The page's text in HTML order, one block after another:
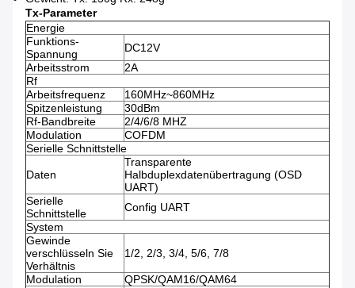
Tx-Parameter
Energie
Funktions-
Spannung
DC12V
Arbeitsstrom
2A
Rf
Arbeitsfrequenz
160MHz~860MHz
Spitzenleistung
30dBm
Rf-Bandbreite
2/4/6/8 MHZ
Modulation
COFDM
Serielle Schnittstelle
Daten
Transparente
Halbduplexdatenübertragung (OSD
UART)
Serielle
Schnittstelle
Config UART
System
Gewinde
verschlüsseln Sie
Verhältnis
1/2, 2/3, 3/4, 5/6, 7/8
Modulation
QPSK/QAM16/QAM64